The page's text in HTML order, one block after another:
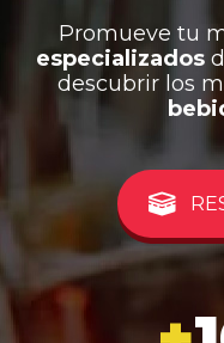
Promueve tu
especializados